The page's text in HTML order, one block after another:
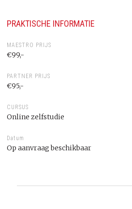
PRAKTISCHE INFORMATIE
MAESTRO PRIJS
€99,-
PARTNER PRIJS
€95,-
CURSUS
Online zelfstudie
Datum
Op aanvraag beschikbaar